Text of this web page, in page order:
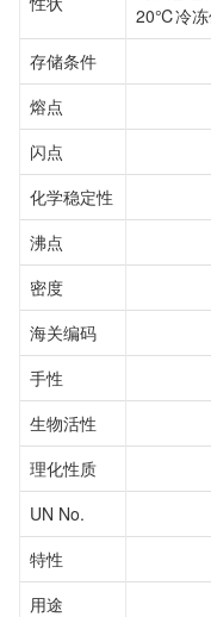
20℃冷冻
存储条件
熔点
闪点
化学稳定性
沸点
密度
海关编码
手性
生物活性
理化性质
UN No.
特性
用途